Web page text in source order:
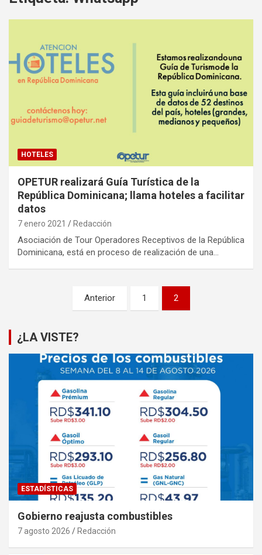
HOTELES
OPETUR realizará Guía Turística de la
República Dominicana; llama hoteles a facilitar
datos
7 enero 2021 Redacción
Asociación de Tour Operadores Receptivos de la República
Dominicana, está en proceso de realización de una…
entradas
Anterior 1 2
¿LA VISTE?
ESTADÍSTICAS
Gobierno reajusta combustibles
7 agosto 2026 Redacción